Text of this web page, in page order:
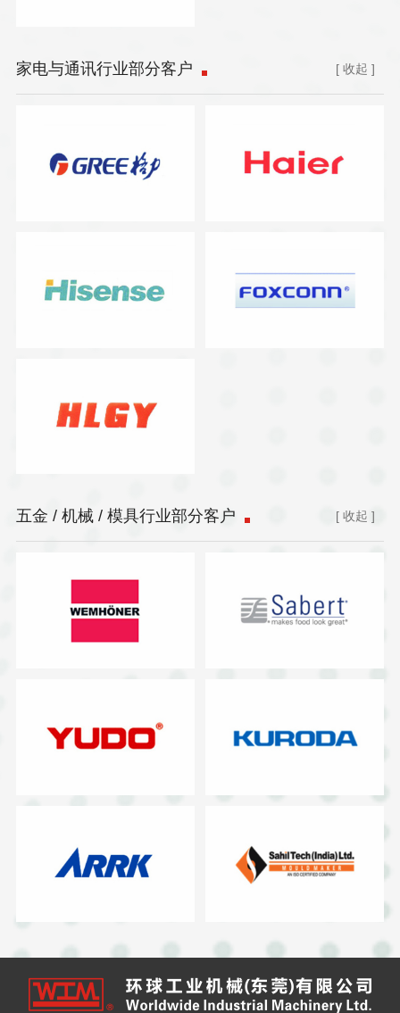
家电与通讯行业部分客户 [ 收起 ]
五金 / 机械 / 模具行业部分客户 [ 收起 ]